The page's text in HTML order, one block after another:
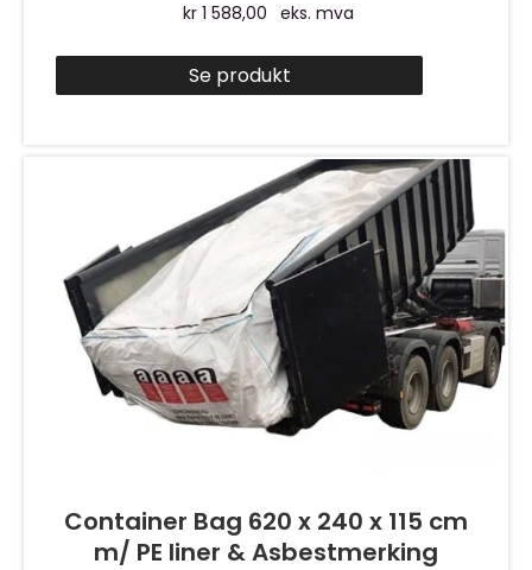
kr 1 588,00 eks. mva
Se produkt
Container Bag 620 x 240 x 115 cm
m/ PE liner & Asbestmerking